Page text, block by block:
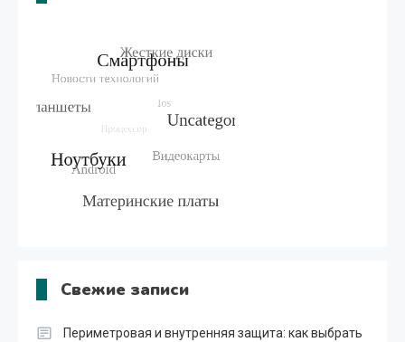
Свежие записи
Периметровая и внутренняя защита: как выбрать